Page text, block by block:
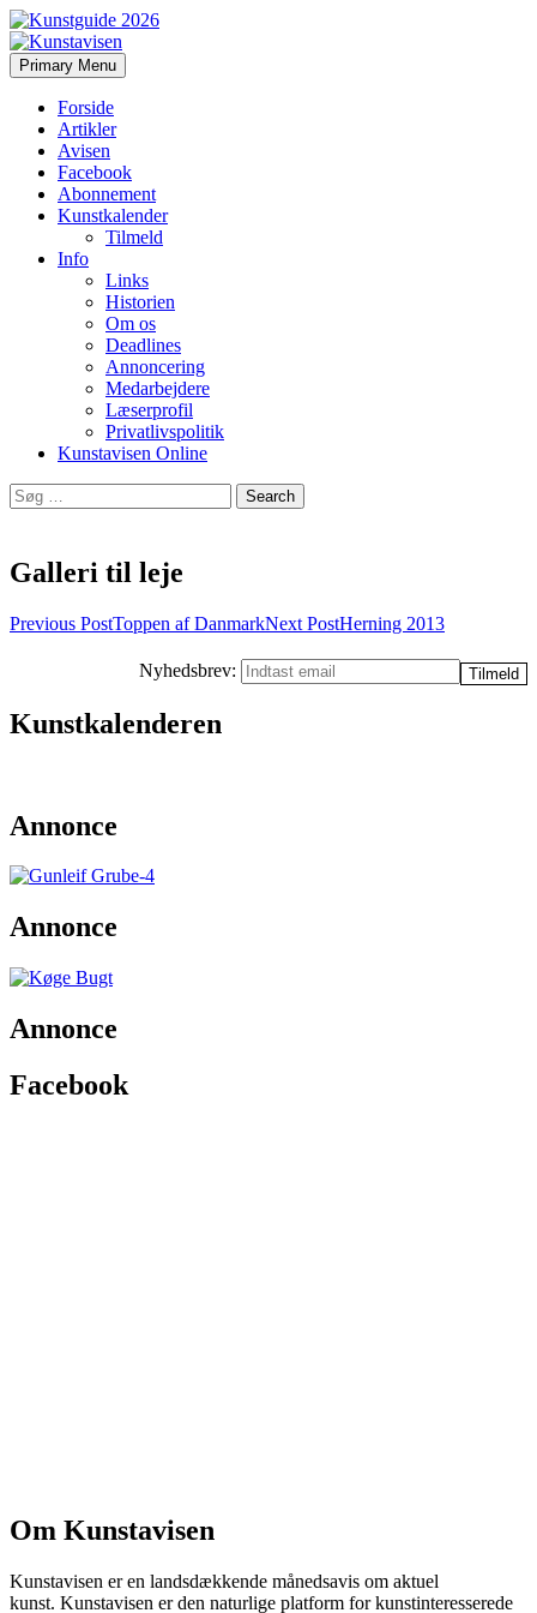
Kunstavisen
Search
Primary Menu Skip
to
Forside
Artikler
Avisen
Facebook
Abonnement
Kunstkalender
Tilmeld
Info
Links
Historien
Om os
Deadlines
Annoncering
Medarbejdere
Læserprofil
Privatlivspolitik
Kunstavisen Online
Search
for:
Galleri til leje
Post
Previous PostToppen af DanmarkNext PostHerning 2013
Nyhedsbrev:
Kunstkalenderen
Annonce
Annonce
Annonce
Facebook
Om Kunstavisen
Kunstavisen er en landsdækkende månedsavis om aktuel
kunst. Kunstavisen er den naturlige platform for kunstinteresserede